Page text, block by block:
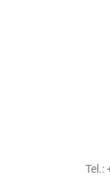
Tel.: